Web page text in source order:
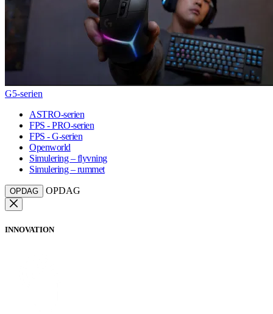
G5-serien
ASTRO-serien
FPS - PRO-serien
FPS - G-serien
Openworld
Simulering – flyvning
Simulering – rummet
OPDAG OPDAG
INNOVATION